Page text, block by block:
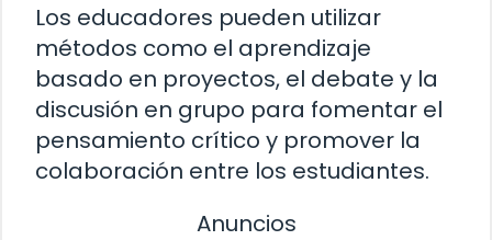
Los educadores pueden utilizar
métodos como el aprendizaje
basado en proyectos, el debate y la
discusión en grupo para fomentar el
pensamiento crítico y promover la
colaboración entre los estudiantes.
Anuncios